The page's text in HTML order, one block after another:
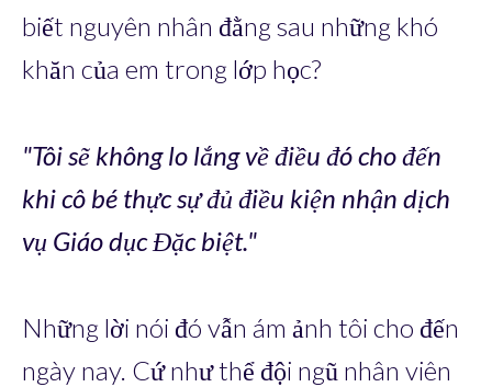
biết nguyên nhân đằng sau những khó
khăn của em trong lớp học?
"Tôi sẽ không lo lắng về điều đó cho đến
khi cô bé thực sự đủ điều kiện nhận dịch
vụ Giáo dục Đặc biệt."
Những lời nói đó vẫn ám ảnh tôi cho đến
ngày nay. Cứ như thể đội ngũ nhân viên